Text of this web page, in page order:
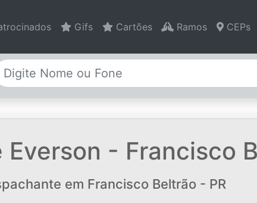
Gifs Cartões Ramos CEPs
Everson - Francisco
em Francisco Beltrão - PR